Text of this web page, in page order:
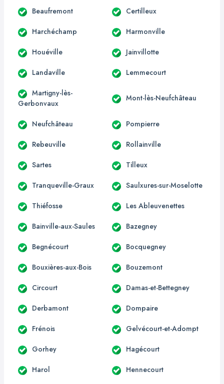
Beaufremont Certilleux
Harchéchamp Harmonville
Houéville Jainvillotte
Landaville Lemmecourt
Martigny-lès-
Gerbonvaux
Mont-lès-Neufchâteau
Neufchâteau Pompierre
Rebeuville Rollainville
Sartes Tilleux
Tranqueville-Graux Saulxures-sur-Moselotte
Thiéfosse Les Ableuvenettes
Bainville-aux-Saules Bazegney
Begnécourt Bocquegney
Bouxières-aux-Bois Bouzemont
Circourt Damas-et-Bettegney
Derbamont Dompaire
Frénois Gelvécourt-et-Adompt
Gorhey Hagécourt
Harol Hennecourt